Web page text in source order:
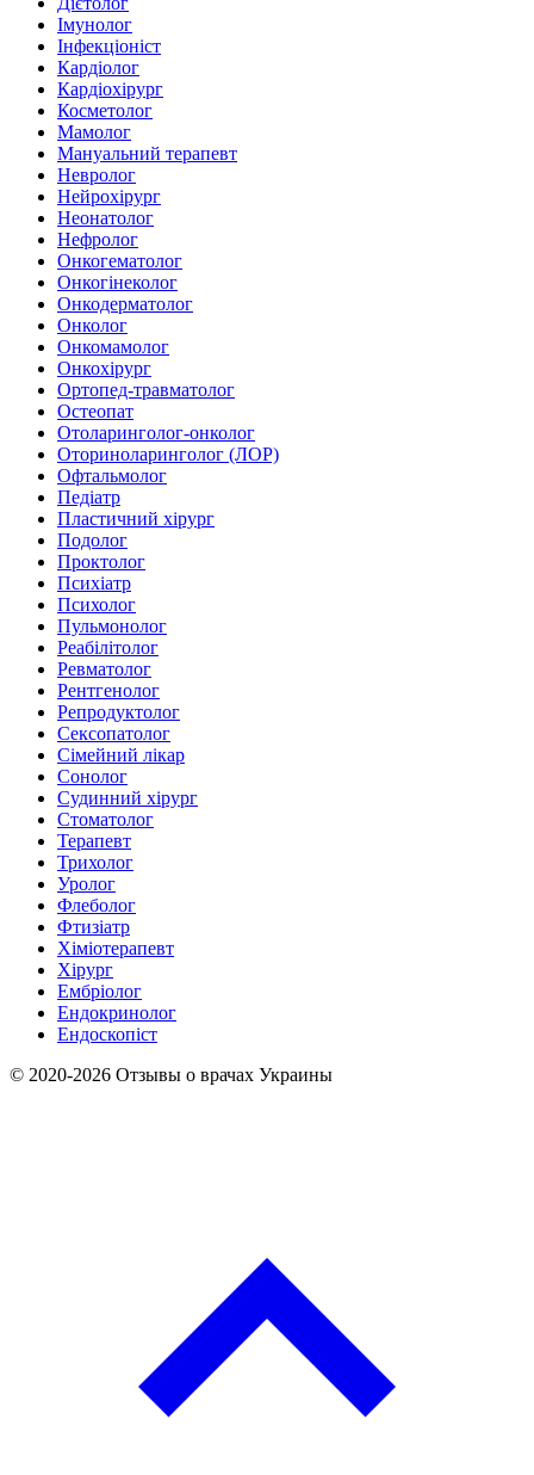
Імунолог
Інфекціоніст
Кардіолог
Кардіохірург
Косметолог
Мамолог
Мануальний терапевт
Невролог
Нейрохірург
Неонатолог
Нефролог
Онкогематолог
Онкогінеколог
Онкодерматолог
Онколог
Онкомамолог
Онкохірург
Ортопед-травматолог
Остеопат
Отоларинголог-онколог
Оториноларинголог (ЛОР)
Офтальмолог
Педіатр
Пластичний хірург
Подолог
Проктолог
Психіатр
Психолог
Пульмонолог
Реабілітолог
Ревматолог
Рентгенолог
Репродуктолог
Сексопатолог
Сімейний лікар
Сонолог
Судинний хірург
Стоматолог
Терапевт
Трихолог
Уролог
Флеболог
Фтизіатр
Хіміотерапевт
Хірург
Ембріолог
Ендокринолог
Ендоскопіст
© 2020-2026 Отзывы о врачах Украины